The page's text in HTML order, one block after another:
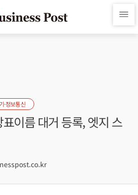
·정보통신
표이름 대거 등록, 엣지 스